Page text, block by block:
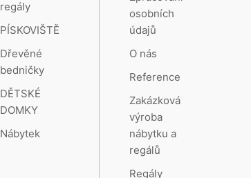
regály
PÍSKOVIŠTĚ
Dřevěné
bedničky
DĚTSKÉ
DOMKY
Nábytek
osobních
údajů
O nás
Reference
Zakázková
výroba
nábytku a
regálů
Regály